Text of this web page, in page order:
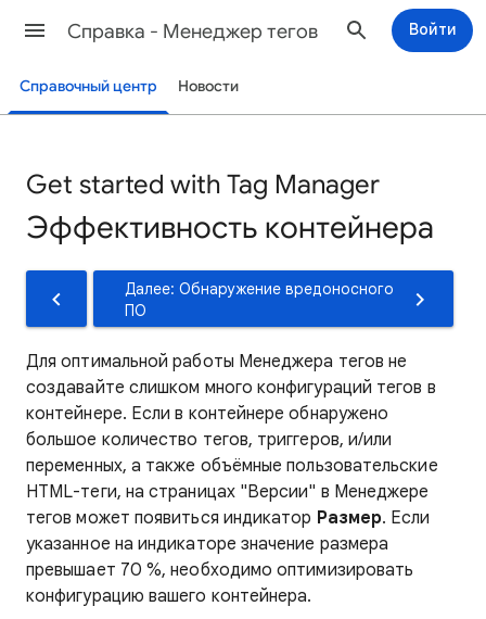
Cправка - Менеджер тегов Войти
Справочный центр Новости
Get started with Tag Manager
Эффективность контейнера
Далее: Обнаружение вредоносного
ПО
Для оптимальной работы Менеджера тегов не
создавайте слишком много конфигураций тегов в
контейнере. Если в контейнере обнаружено
большое количество тегов, триггеров, и/или
переменных, а также объёмные пользовательские
HTML-теги, на страницах "Версии" в Менеджере
тегов может появиться индикатор Размер. Если
указанное на индикаторе значение размера
превышает 70 %, необходимо оптимизировать
конфигурацию вашего контейнера.